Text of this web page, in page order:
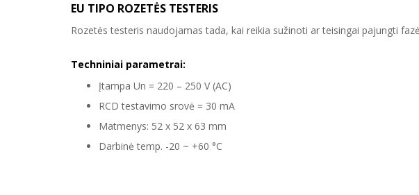
EU TIPO ROZETĖS TESTERIS
Rozetės testeris naudojamas tada, kai reikia sužinoti ar teisingai pajungti
Techniniai parametrai:
Įtampa Un = 220 – 250 V (AC)
RCD testavimo srovė = 30 mA
Matmenys: 52 x 52 x 63 mm
Darbinė temp. -20 ~ +60 °C